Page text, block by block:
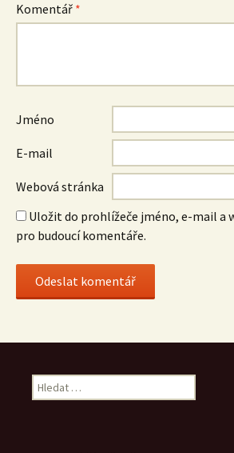
Komentář *
Jméno
E-mail
Webová stránka
Uložit do prohlížeče jméno, e-mail a
pro budoucí komentáře.
Vyhledávání